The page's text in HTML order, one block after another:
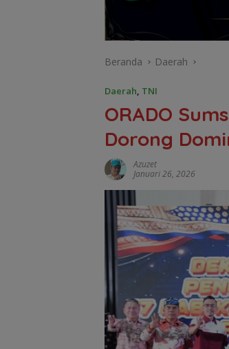
Beranda Daerah
Daerah TNI
ORADO
Dorong
Azuzet
Januari 26, 2026